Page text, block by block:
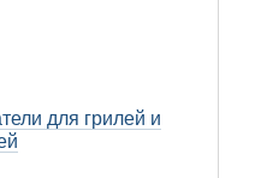
для грилей и